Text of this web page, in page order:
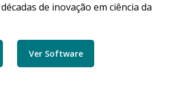
de inovação em ciência da
Ver Software